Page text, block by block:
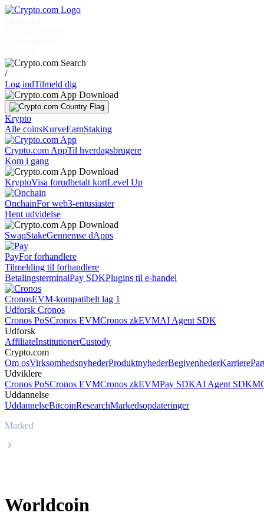
/
Log indTilmeld dig
Krypto
Alle coinsKurveEarnStaking
Crypto.com AppTil hverdagsbrugere
Kom i gang
KryptoVisa forudbetalt kortLevel Up
OnchainFor web3-entusiaster
Hent udvidelse
SwapStakeGennemse dApps
PayFor forhandlere
Tilmelding til forhandlere
BetalingsterminalPay SDKPlugins til e-handel
CronosEVM-kompatibelt lag 1
Udforsk Cronos
Cronos PoSCronos EVMCronos zkEVMAI Agent SDK
Udforsk
AffiliateInstitutionerCustody
Crypto.com
Om osVirksomhedsnyhederProduktnyhederBegivenhederKarriere
Udviklere
Cronos PoSCronos EVMCronos zkEVMPay SDKAI Agent SDK
Uddannelse
UddannelseBitcoinResearchMarkedsopdateringer
Marked
Worldcoin